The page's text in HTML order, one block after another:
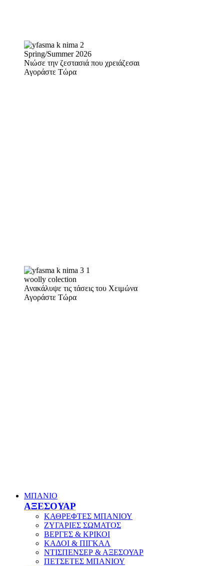
Spring/Summer 2026
Νιώσε την ζεστασιά που χρειάζεσαι
Αγοράστε Τώρα
woolly colection
Ανακάλυψε τις τάσεις του Χειμώνα
Αγοράστε Τώρα
ΜΠΑΝΙΟ
ΑΞΕΣΟΥΑΡ
ΚΑΘΡΕΦΤΕΣ ΜΠΑΝΙΟΥ
ΖΥΓΑΡΙΕΣ ΣΩΜΑΤΟΣ
ΒΕΡΓΕΣ & ΚΡΙΚΟΙ
ΚΑΔΟΙ & ΠΙΓΚΑΛ
ΝΤΙΣΠΕΝΣΕΡ & ΑΞΕΣΟΥΑΡ
ΠΕΤΣΕΤΕΣ ΜΠΑΝΙΟΥ